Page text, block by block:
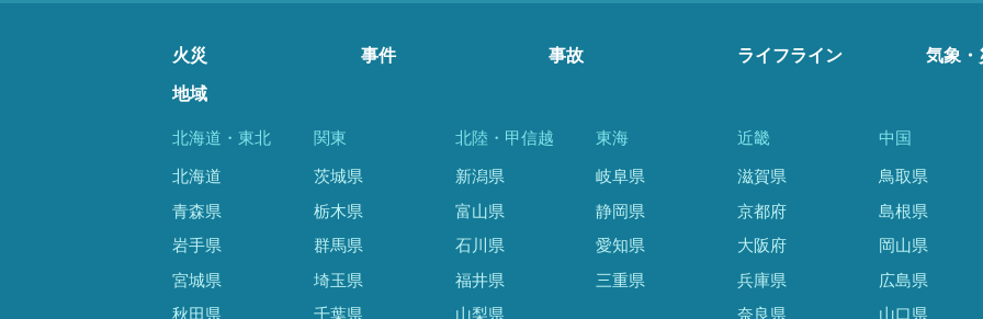
火災 事件 事故 ライフライン 気象・
地域
北海道・東北
北海道
青森県
岩手県
宮城県
秋田県
関東
茨城県
栃木県
群馬県
埼玉県
千葉県
北陸・甲信越
新潟県
富山県
石川県
福井県
山梨県
東海
岐阜県
静岡県
愛知県
三重県
近畿
滋賀県
京都府
大阪府
兵庫県
奈良県
中国
鳥取県
島根県
岡山県
広島県
山口県